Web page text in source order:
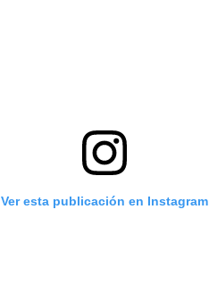
Ver esta publicación en Instagram